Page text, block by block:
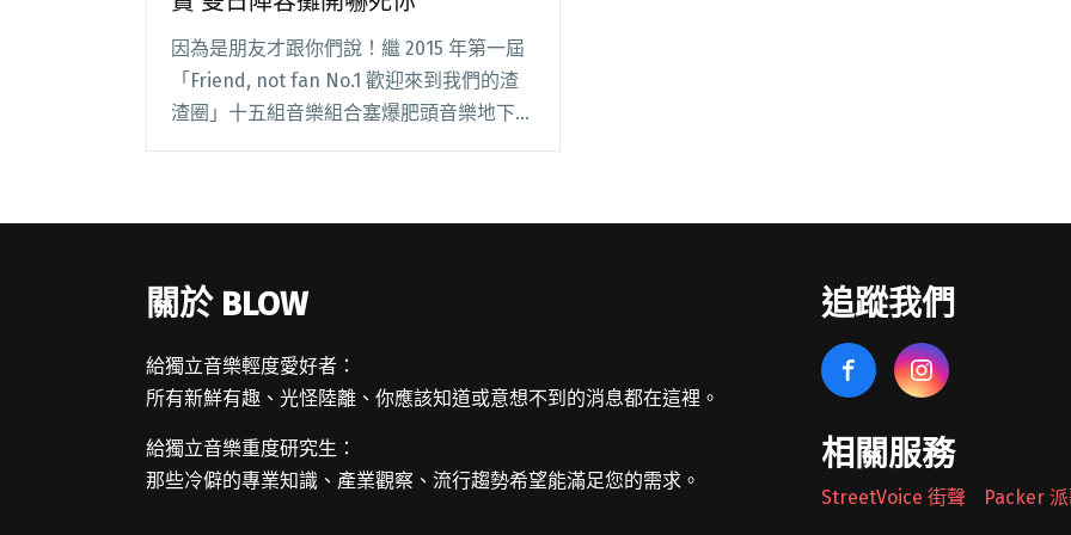
因為是朋友才跟你們說！繼 2015 年第一屆
「Friend, not fan No.1 歡迎來到我們的渣
渣圈」十五組音樂組合塞爆肥頭音樂地下室
後，台北獨立音樂老將組成的活動組織
關於 BLOW
給獨立音樂輕度愛好者：
所有新鮮有趣、光怪陸離、你應該知道或意想不到的消息都在這裡。
給獨立音樂重度研究生：
那些冷僻的專業知識、產業觀察、流行趨勢希望能滿足您的需求。
追蹤我們
相關服務
StreetVoice 街聲 Packer